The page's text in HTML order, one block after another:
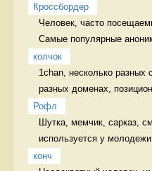
Кроссбордер
Человек, часто
Самые популярные
колчок
1chan, несколько разных
разных доменах,
Рофл
Шутка, мемчик, сарказ,
используется у молодежи
конч